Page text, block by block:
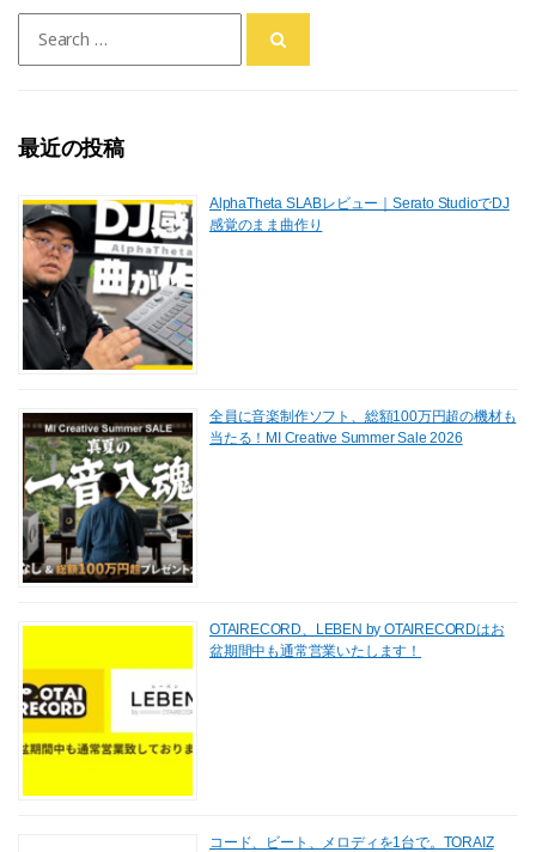
for:
最近の投稿
AlphaTheta SLABレビュー｜Serato StudioでDJ
感覚のまま曲作り
全員に音楽制作ソフト、総額100万円超の機材も
当たる！MI Creative Summer Sale 2026
OTAIRECORD、LEBEN by OTAIRECORDはお
盆期間中も通常営業いたします！
コード、ビート、メロディを1台で。TORAIZ